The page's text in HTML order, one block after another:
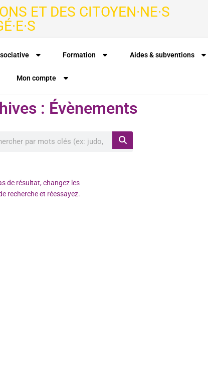
ET DES CITOYEN·NE·S
Formation Aides & subventions
Mon compte
: Évènements
de résultat, changez les
recherche et réessayez.